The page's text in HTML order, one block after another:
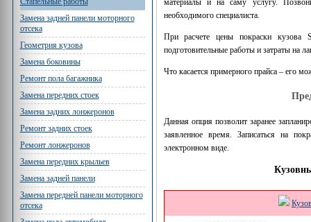
Замена задней панели моторного
отсека
Геометрия кузова
Замена боковины
Ремонт пола багажника
Замена передних стоек
Замена задних лонжеронов
Ремонт задних стоек
Ремонт лонжеронов
Замена передних крыльев
Замена задней панели
Замена передней панели моторного
отсека
необходимого специалиста.
При расчете цены покраски кузова
подготовительные работы и затраты на
Что касается примерного прайса – его
Данная опция позволит заранее
заявленное время. Записаться на
электронном виде.